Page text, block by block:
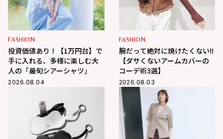
FASHION
投資価値あり！【1万円台】で
手に入れる、多様に楽しむ大
人の「最旬シアーシャツ」
2026.08.04
FASHION
腕だって絶対に焼けたくない!!
【ダサくないアームカバーの
コーデ術3選】
2026.08.03